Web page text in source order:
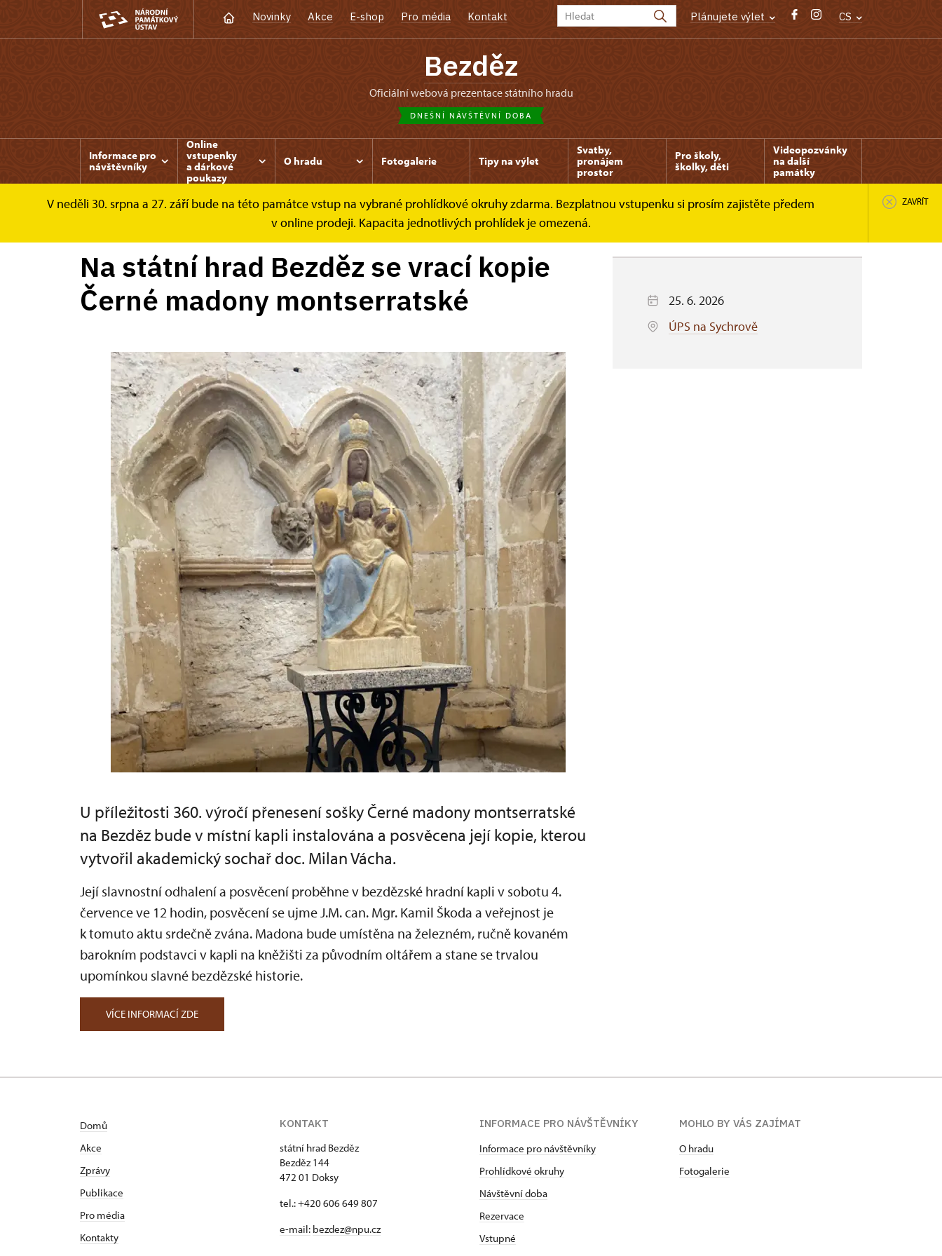
Novinky Akce E-shop Pro média Kontakt Plánujete výlet CS
Bezděz
oficiální webová prezentace státního hradu
DNEŠNÍ NÁVŠTĚVNÍ DOBA
Informace pro
návštěvníky
Online
vstupenky
a dárkové
poukazy
O hradu Fotogalerie Tipy na výlet
Svatby,
pronájem
prostor
Pro školy,
školky, děti
Videopozvánky
na další
památky
V neděli 30. srpna a 27. září bude na této památce vstup na vybrané prohlídkové okruhy zdarma. Bezplatnou vstupenku si prosím zajistěte předem
v online prodeji. Kapacita jednotlivých prohlídek je omezená.
ZAVŘÍT
Bezděz Zprávy Na státní hrad Bezděz se vrací...
Na státní hrad Bezděz se vrací kopie
Černé madony montserratské
U příležitosti 360. výročí přenesení sošky Černé madony montserratské
na Bezděz bude v místní kapli instalována a posvěcena její kopie, kterou
vytvořil akademický sochař doc. Milan Vácha.
Její slavnostní odhalení a posvěcení proběhne v bezdězské hradní kapli v sobotu 4.
července ve 12 hodin, posvěcení se ujme J.M. can. Mgr. Kamil Škoda a veřejnost je
k tomuto aktu srdečně zvána. Madona bude umístěna na železném, ručně kovaném
barokním podstavci v kapli na kněžišti za původním oltářem a stane se trvalou
upomínkou slavné bezdězské historie.
VÍCE INFORMACÍ ZDE
25. 6. 2026
ÚPS na Sychrově
Domů
Akce
Zprávy
Publikace
Pro média
Kontakty
KONTAKT
státní hrad Bezděz
Bezděz 144
472 01 Doksy
tel.: +420 606 649 807
e-mail: bezdez@npu.cz
INFORMACE PRO NÁVŠTĚVNÍKY
Informace pro návštěvníky
Prohlídkové okruhy
Návštěvní doba
Rezervace
Vstupné
MOHLO BY VÁS ZAJÍMAT
O hradu
Fotogalerie